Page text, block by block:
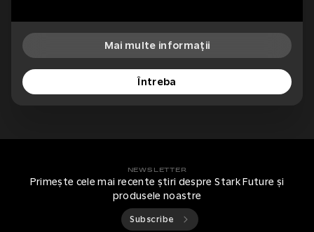
Mai multe informații
Întreba
NEWSLETTER
Primește cele mai recente știri despre Stark Future și
produsele noastre
Subscribe